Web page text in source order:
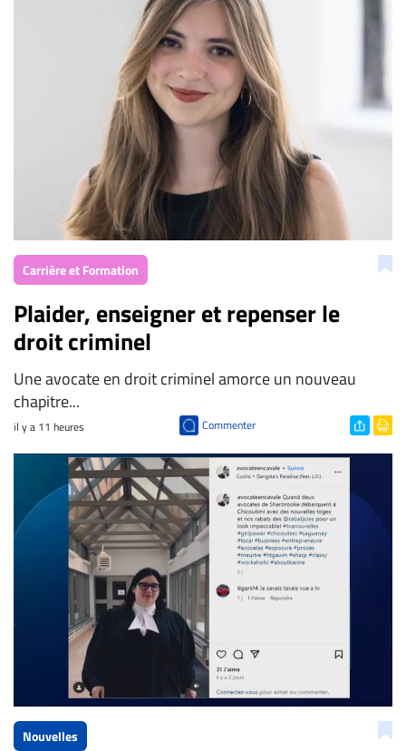
Carrière et Formation
Plaider, enseigner et repenser le
droit criminel
Une avocate en droit criminel amorce un nouveau
chapitre...
il y a 11 heures Commenter
Nouvelles